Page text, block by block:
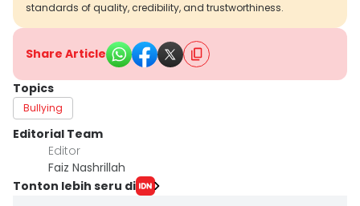
standards of quality, credibility, and trustworthiness.
Share Article
Topics
Bullying
Editorial Team
Editor
Faiz Nashrillah
Tonton lebih seru di